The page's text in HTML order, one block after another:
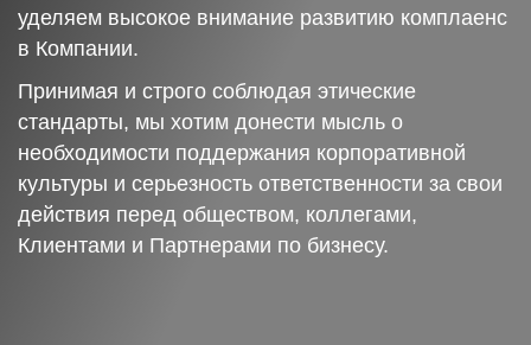
уделяем высокое внимание развитию комплаенс
в Компании.
Принимая и строго соблюдая этические
стандарты, мы хотим донести мысль о
необходимости поддержания корпоративной
культуры и серьезность ответственности за свои
действия перед обществом, коллегами,
Клиентами и Партнерами по бизнесу.